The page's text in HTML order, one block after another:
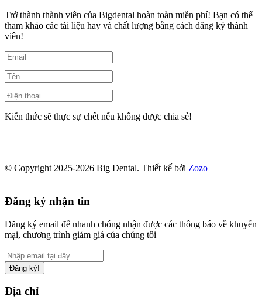
Trở thành thành viên của Bigdental hoàn toàn miễn phí! Bạn có thể
tham khảo các tài liệu hay và chất lượng bằng cách đăng ký thành
viên!
Kiến thức sẽ thực sự chết nếu không được chia sẻ!
© Copyright 2025-2026 Big Dental. Thiết kế bởi Zozo
Đăng ký nhận tin
Đăng ký email để nhanh chóng nhận được các thông báo về khuyến
mại, chương trình giảm giá của chúng tôi
Đăng ký!
Địa chỉ